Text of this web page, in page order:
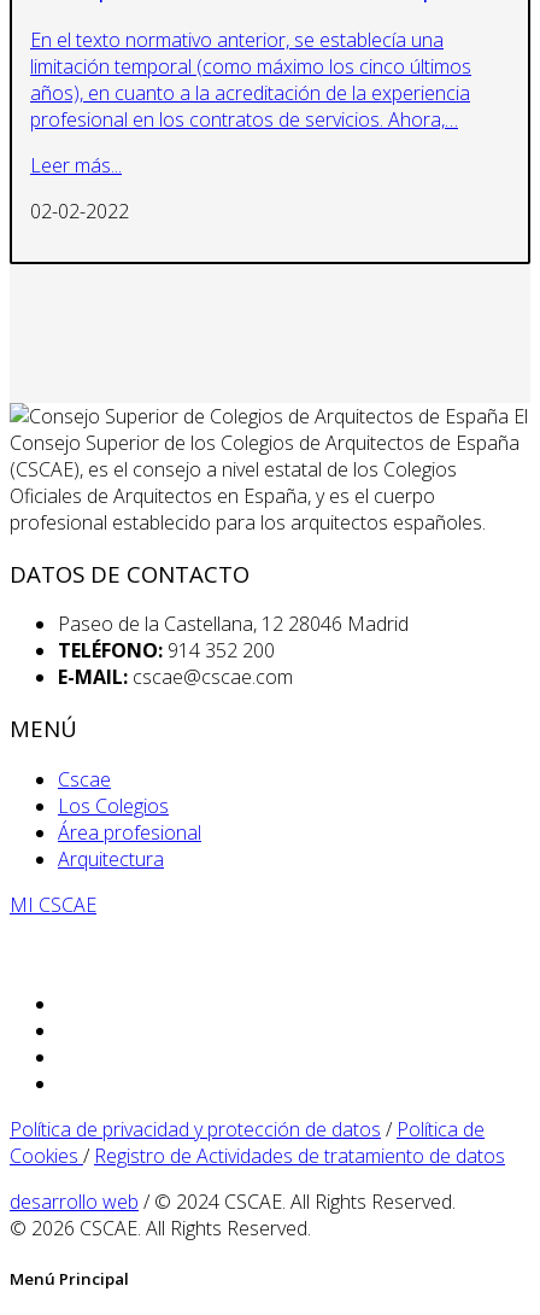
En el texto normativo anterior, se establecía una
limitación temporal (como máximo los cinco últimos
años), en cuanto a la acreditación de la experiencia
profesional en los contratos de servicios. Ahora,…
Leer más...
02-02-2022
El
Consejo Superior de los Colegios de Arquitectos de España
(CSCAE), es el consejo a nivel estatal de los Colegios
Oficiales de Arquitectos en España, y es el cuerpo
profesional establecido para los arquitectos españoles.
DATOS DE CONTACTO
Paseo de la Castellana, 12 28046 Madrid
TELÉFONO: 914 352 200
E-MAIL: cscae@cscae.com
MENÚ
Cscae
Los Colegios
Área profesional
Arquitectura
MI CSCAE
Política de privacidad y protección de datos / Política de
Cookies / Registro de Actividades de tratamiento de datos
desarrollo web / © 2024 CSCAE. All Rights Reserved.
© 2026 CSCAE. All Rights Reserved.
Menú Principal